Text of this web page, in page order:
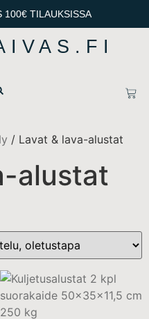
100€ TILAUKSISSA
/ Lavat & lava-alustat
alustat